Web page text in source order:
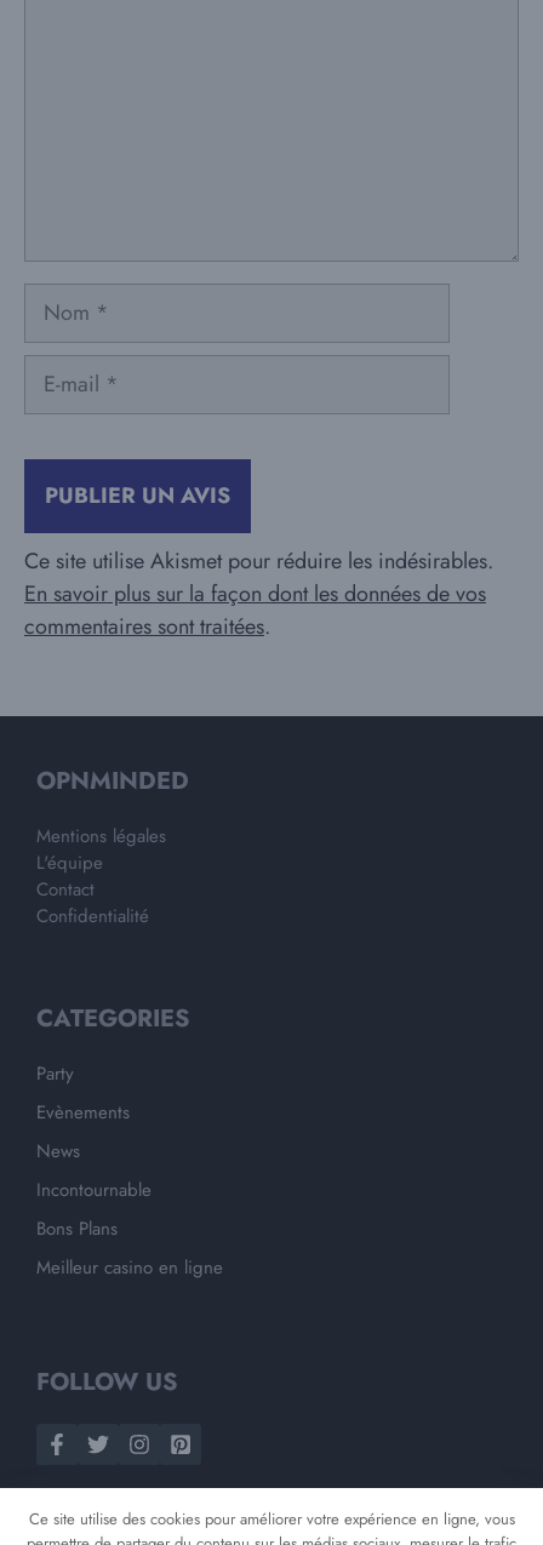
Nom
mail
Ce site utilise Akismet pour réduire les indésirables.
En savoir plus sur la façon dont les données de vos
commentaires sont traitées.
OPNMINDED
Mentions légales
L'équipe
Contact
Confidentialité
CATEGORIES
Party
Evènements
News
Incontournable
Bons Plans
Meilleur casino en ligne
FOLLOW US
Ce site utilise des cookies pour améliorer votre expérience en ligne, vous